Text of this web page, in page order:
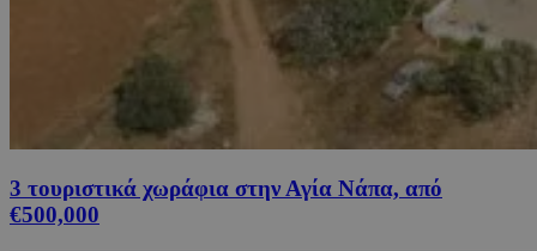
3 τουριστικά χωράφια στην Αγία Νάπα, από
€500,000